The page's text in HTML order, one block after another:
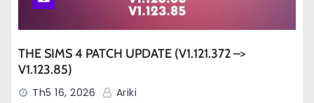
THE SIMS 4 PATCH UPDATE (V1.121.372 –>
V1.123.85)
Th5 16, 2026 Ariki